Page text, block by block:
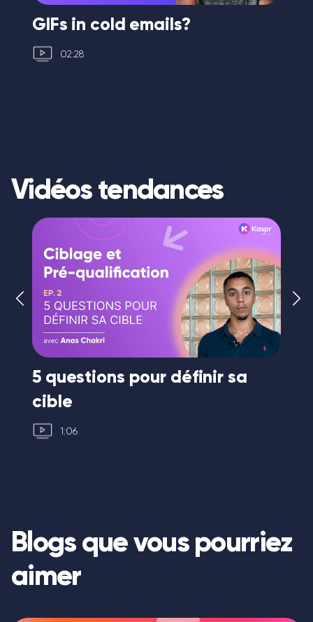
GIFs in cold emails?
02:28
Vidéos tendances
5 questions pour définir sa
cible
1:06
Blogs que vous pourriez
aimer